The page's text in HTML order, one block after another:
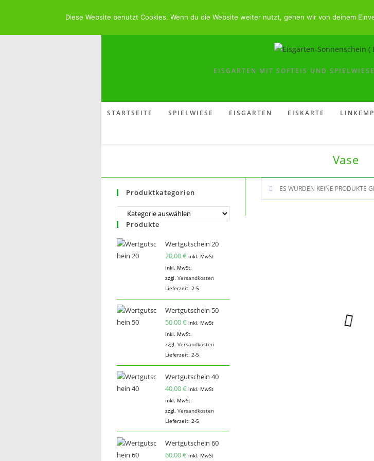
Eisgarten-Sonnenschein (Lösermühle) --- Saison --
EISGARTEN MIT SOFTEIS UND
STARTSEITE SPIELWIESE EISGARTEN EISKARTE
Vase
ES WURDEN KEINE PRODUKTE
Produktkategorien
Produkte
Wertgutschein 20
20,00€ inkl. MwSt
inkl. MwSt.
zzgl. Versandkosten
Lieferzeit: 2-5
Wertgutschein 50
50,00€ inkl. MwSt
inkl. MwSt.
zzgl. Versandkosten
Lieferzeit: 2-5
Wertgutschein 40
40,00€ inkl. MwSt
inkl. MwSt.
zzgl. Versandkosten
Lieferzeit: 2-5
Wertgutschein 60
60,00€ inkl. MwSt
Diese Website benutzt Cookies. Wenn du die Website weiter nutzt, gehen wir von deinem